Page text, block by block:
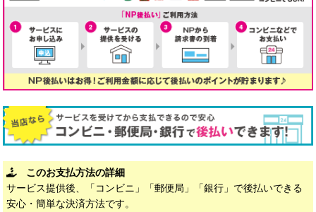
このお支払方法の詳細
サービス提供後、「コンビニ」「郵便局」「銀行」で後払いできる
安心・簡単な決済方法です。